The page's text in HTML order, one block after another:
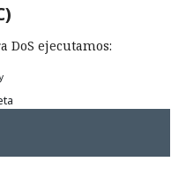
DoS ejecutamos: